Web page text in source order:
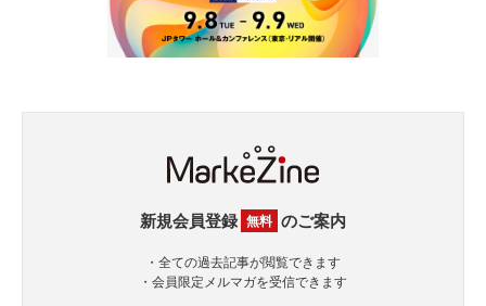
新規会員登録 無料 のご案内
・全ての過去記事が閲覧できます
・会員限定メルマガを受信できます